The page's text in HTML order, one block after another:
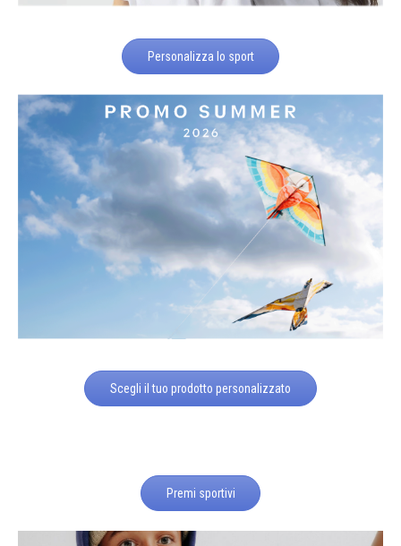
Personalizza lo sport
Scegli il tuo prodotto personalizzato
Premi sportivi